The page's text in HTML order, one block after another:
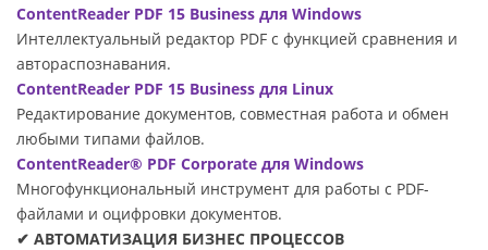
ContentReader PDF 15 Business для Windows
Интеллектуальный редактор PDF с функцией сравнения и
автораспознавания.
ContentReader PDF 15 Business для Linux
Редактирование документов, совместная работа и обмен
любыми типами файлов.
ContentReader® PDF Corporate для Windows
Многофункциональный инструмент для работы с PDF-
файлами и оцифровки документов.
✔ АВТОМАТИЗАЦИЯ БИЗНЕС ПРОЦЕССОВ